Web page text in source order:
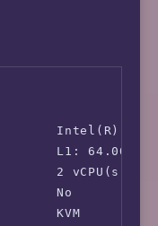
Intel(R)
L1: 64.00 KB
2 vCPU(s)
No
KVM